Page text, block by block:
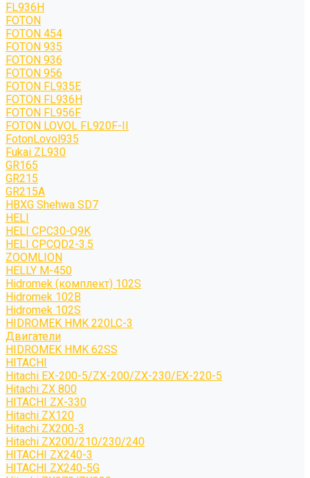
FL936H
FOTON
FOTON 454
FOTON 935
FOTON 936
FOTON 956
FOTON FL935E
FOTON FL936H
FOTON FL956F
FOTON LOVOL FL920F-II
FotonLovol935
Fukai ZL930
GR165
GR215
GR215A
HBXG Shehwa SD7
HELI
HELI CPC30-Q9K
HELI CPCQD2-3.5
ZOOMLION
HELLY M-450
Hidromek (комплект) 102S
Hidromek 102B
Hidromek 102S
HIDROMEK HMK 220LC-3
Двигатели
HIDROMEK HMK 62SS
HITACHI
Hitachi EX-200-5/ZX-200/ZX-230/EX-220-5
Hitachi ZX 800
HITACHI ZX-330
Hitachi ZX120
Hitachi ZX200-3
Hitachi ZX200/210/230/240
HITACHI ZX240-3
HITACHI ZX240-5G